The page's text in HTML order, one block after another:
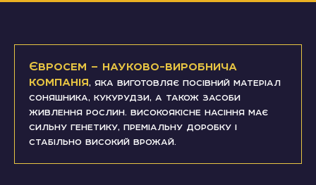
Євросем – науково-виробнича
компанія, яка виготовляє посівний матеріал
соняшника, кукурудзи, а також засоби
живлення рослин. високоякісне насіння має
сильну генетику, преміальну доробку і
стабільно високий врожай.